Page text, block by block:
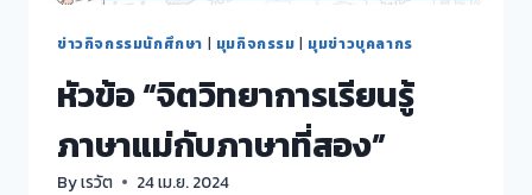
ข่าวกิจกรรมนักศึกษา | มุมกิจกรรม | มุมข่าวบุคลากร
หัวข้อ “จิตวิทยาการเรียนรู้
ภาษาแม่กับภาษาที่สอง”
Byเรวัต 24 เม.ย. 2024